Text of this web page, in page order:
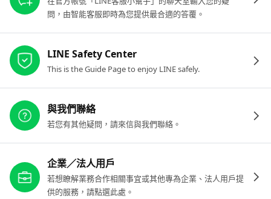
問，由智能客服即時為您提供最合適的答覆。
LINE Safety Center
This is the Guide Page to enjoy LINE safely.
與我們聯絡
若您有其他疑問，請來信與我們聯絡。
企業／法人用戶
若想瞭解業務合作相關事宜或其他專為企業、法人用戶提
供的服務，請點選此處。